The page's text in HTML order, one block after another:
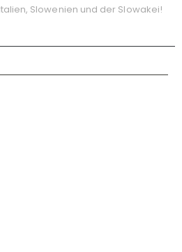
Slowenien und der Slowakei!